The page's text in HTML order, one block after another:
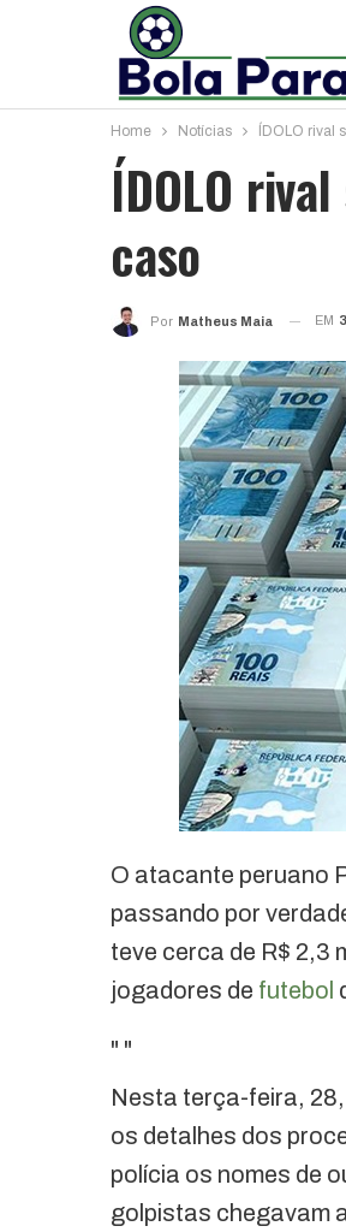
Home Notícias ÍDOLO rival
ÍDOLO
caso
Por Matheus Maia EM
O atacante peruano
passando por
teve cerca de R$ 2,3
jogadores de futebol
" "
Nesta terça-feira,
os detalhes dos
polícia os nomes de
golpistas chegavam